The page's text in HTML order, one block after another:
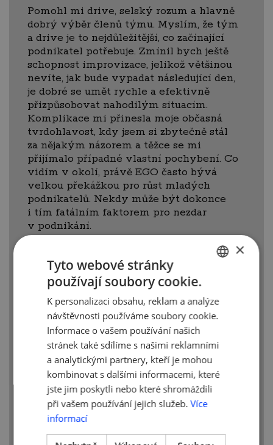
Pomohl mi drive, selský rozum a hlavně
dobrý výběr členů týmu. Myslím, že tým
a drive je to nejdůležitější, co začínající
podnikatel potřebuje. Zmínil bych ještě
schopnost improvizace, jelikož většinou
nevíte, jak bude vypadat následující den,
je dobré se umět rychle a efektivně
přizpůsobovat nahodilým situacím.
Komplikace mi přinesla moje občasná
tvrdohlavost, kdy jsem si zbytečně stál
za nějakým názorem a těžce se mi
přijímalo případné vlastní pochybení. Co
vidím v okolí, právě EGO často bývá
velkou překážkou pro růst mladých
podnikatelů. Nekdy může být dokonce
i tím fatálním faktorem pro nezdar
v podnikání.
Co považujete za svůj největší
úspěch?
Založení projektu Donio. Během jednoho
jediného roku se nám podařilo přerozdělit
70 milionů korun na různé účely.
Převládají většinou ty dobročinné, což
z celého mého podnikání, dělá
o to smysluplnější záležitost. Dělat to co
mě baví, naplňuje a zároveň dělá svět
hezčím, může znít jako klišé, ale přesně
to se mi díky Donio podařilo.
Jaké jsou Vaše plány
ENGLISH
×
Tyto webové stránky
používají soubory cookie.
K personalizaci obsahu, reklam a analýze
návštěvnosti používáme soubory cookie.
Informace o vašem používání našich
stránek také sdílíme s našimi reklamními
a analytickými partnery, kteří je mohou
kombinovat s dalšími informacemi, které
jste jim poskytli nebo které shromáždili
při vašem používání jejich služeb. Více
informací